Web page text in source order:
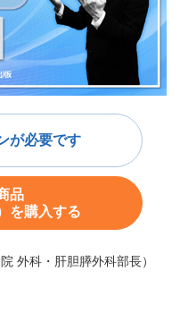
外科・肝胆膵外科部長）
が必要です
品
を購入する